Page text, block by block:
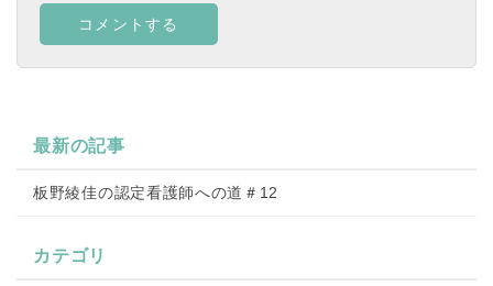
最新の記事
板野綾佳の認定看護師への道＃12
カテゴリ